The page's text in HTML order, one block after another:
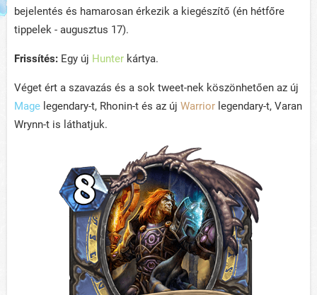
bejelentés és hamarosan érkezik a kiegészítő (én hétfőre
tippelek - augusztus 17).
Frissítés: Egy új Hunter kártya.
Véget ért a szavazás és a sok tweet-nek köszönhetően az új
Mage legendary-t, Rhonin-t és az új Warrior legendary-t, Varan
Wrynn-t is láthatjuk.